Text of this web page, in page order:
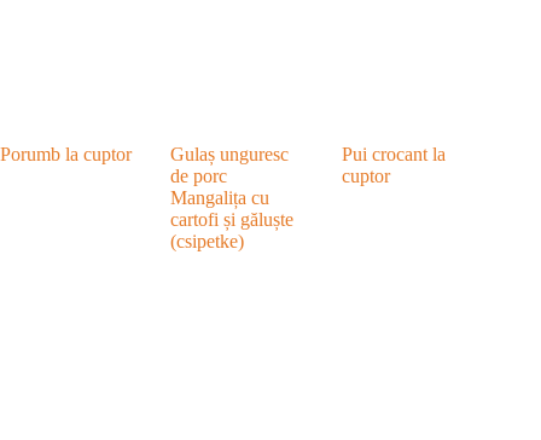
Porumb la cuptor
Gulaș unguresc
de porc
Mangalița cu
cartofi și găluște
(csipetke)
Pui crocant la
cuptor